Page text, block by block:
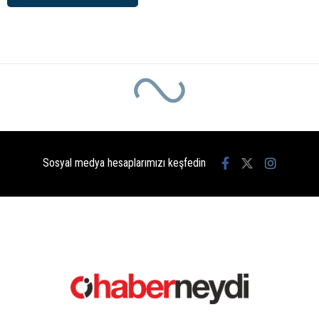
Sosyal medya hesaplarımızı keşfedin